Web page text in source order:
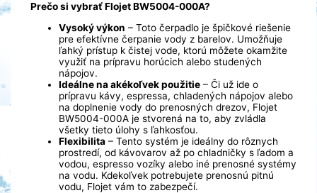
Prečo si vybrať Flojet BW5004-000A?
Vysoký výkon – Toto čerpadlo je špičkové riešenie
pre efektívne čerpanie vody z barelov. Umožňuje
ľahký prístup k čistej vode, ktorú môžete okamžite
využiť na prípravu horúcich alebo studených
nápojov.
Ideálne na akékoľvek použitie– Či už ide o
prípravu kávy, espressa, chladených nápojov alebo
na doplnenie vody do prenosných drezov, Flojet
BW5004-000A je stvorená na to, aby zvládla
všetky tieto úlohy s ľahkosťou.
Flexibilita– Tento systém je ideálny do rôznych
prostredí, od kávovarov až po chladničky s ľadom a
vodou, espresso vozíky alebo iné prenosné systémy
na vodu. Kdekoľvek potrebujete prenosnú pitnú
vodu, Flojet vám to zabezpečí.